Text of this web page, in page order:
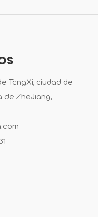
TongXi, ciudad de
de ZheJiang,